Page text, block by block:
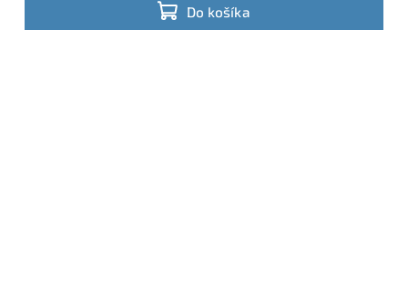
Do košíka